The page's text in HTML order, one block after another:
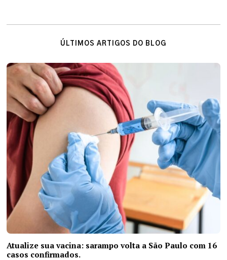
ÚLTIMOS ARTIGOS DO BLOG
Atualize sua vacina: sarampo volta a São Paulo com 16
casos confirmados.